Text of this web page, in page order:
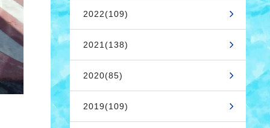
2022(109)
2021(138)
2020(85)
2019(109)